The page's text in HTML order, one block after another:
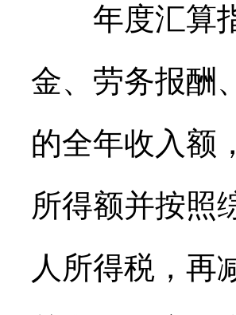
年度汇算指
金、劳务报酬
的全年收入额
所得额并按照
人所得税，再